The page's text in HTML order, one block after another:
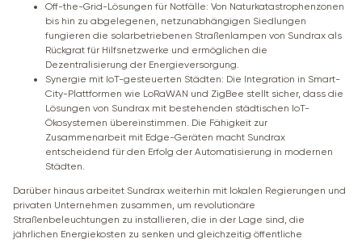
Off-the-Grid-Lösungen für Notfälle: Von Naturkatastrophenzonen
bis hin zu abgelegenen, netzunabhängigen Siedlungen
fungieren die solarbetriebenen Straßenlampen von Sundrax als
Rückgrat für Hilfsnetzwerke und ermöglichen die
Dezentralisierung der Energieversorgung.
Synergie mit IoT-gesteuerten Städten: Die Integration in Smart-
City-Plattformen wie LoRaWAN und ZigBee stellt sicher, dass die
Lösungen von Sundrax mit bestehenden städtischen IoT-
Ökosystemen übereinstimmen. Die Fähigkeit zur
Zusammenarbeit mit Edge-Geräten macht Sundrax
entscheidend für den Erfolg der Automatisierung in modernen
Städten.
Darüber hinaus arbeitet Sundrax weiterhin mit lokalen Regierungen und
privaten Unternehmen zusammen, um revolutionäre
Straßenbeleuchtungen zu installieren, die in der Lage sind, die
jährlichen Energiekosten zu senken und gleichzeitig öffentliche